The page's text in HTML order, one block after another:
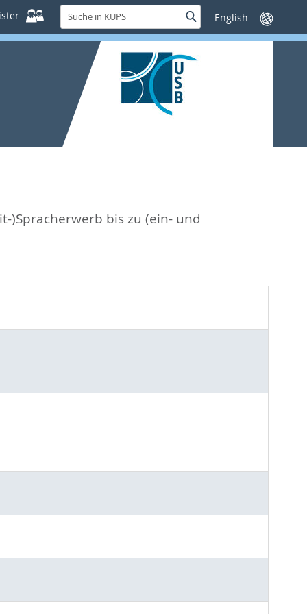
Suche
in
KUPS
SucheSprache
wechseln
)Spracherwerb bis zu (ein- und